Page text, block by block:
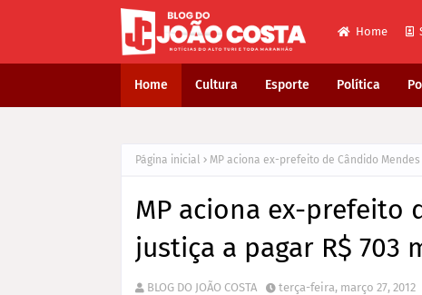
Home
Home Cultura Esporte Política
Página inicial MP aciona ex-prefeito de Cândido
MP aciona ex-prefeito
justiça a pagar R$ 703
BLOG DO JOÃO COSTA terça-feira, março 27, 2012